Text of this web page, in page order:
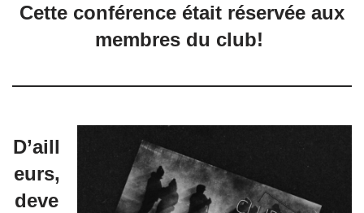
Cette conférence était réservée aux
membres du club!
D’aill
eurs,
deve